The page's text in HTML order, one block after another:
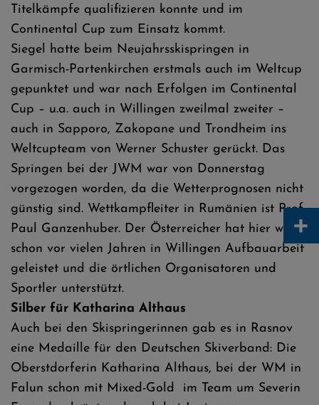
Titelkämpfe qualifizieren konnte und im
Continental Cup zum Einsatz kommt.
Siegel hatte beim Neujahrsskispringen in
Garmisch-Partenkirchen erstmals auch im Weltcup
gepunktet und war nach Erfolgen im Continental
Cup – u.a. auch in Willingen zweilmal zweiter –
auch in Sapporo, Zakopane und Trondheim ins
Weltcupteam von Werner Schuster gerückt. Das
Springen bei der JWM war von Donnerstag
vorgezogen worden, da die Wetterprognosen nicht
günstig sind. Wettkampfleiter in Rumänien ist Prof.
Paul Ganzenhuber. Der Österreicher hat hier wie
schon vor vielen Jahren in Willingen Aufbauarbeit
geleistet und die örtlichen Organisatoren und
Sportler unterstützt.
Silber für Katharina Althaus
Auch bei den Skispringerinnen gab es in Rasnov
eine Medaille für den Deutschen Skiverband: Die
Oberstdorferin Katharina Althaus, bei der WM in
Falun schon mit Mixed-Gold im Team um Severin
+